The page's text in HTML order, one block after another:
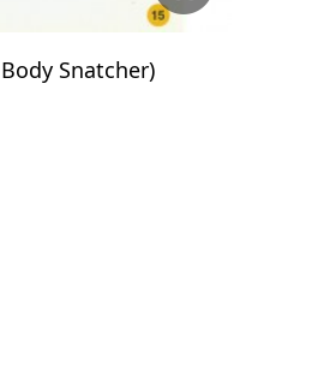
Snatcher)